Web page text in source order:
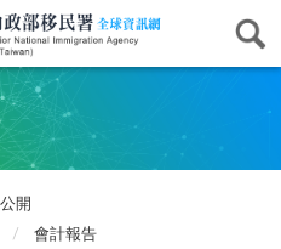
開
會計報告